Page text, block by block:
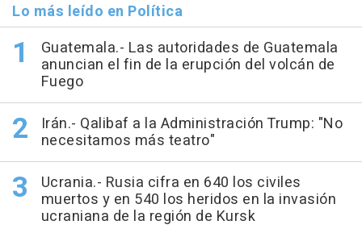
Lo más leído en Política
Guatemala.- Las autoridades de Guatemala
anuncian el fin de la erupción del volcán de
Fuego
Irán.- Qalibaf a la Administración Trump: "No
necesitamos más teatro"
Ucrania.- Rusia cifra en 640 los civiles
muertos y en 540 los heridos en la invasión
ucraniana de la región de Kursk